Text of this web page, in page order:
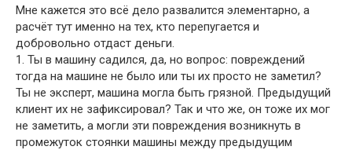
Мне кажется это всё дело развалится элементарно, а
расчёт тут именно на тех, кто перепугается и
добровольно отдаст деньги.
1. Ты в машину садился, да, но вопрос: повреждений
тогда на машине не было или ты их просто не заметил?
Ты не эксперт, машина могла быть грязной. Предыдущий
клиент их не зафиксировал? Так и что же, он тоже их мог
не заметить, а могли эти повреждения возникнуть в
промежуток стоянки машины между предыдущим